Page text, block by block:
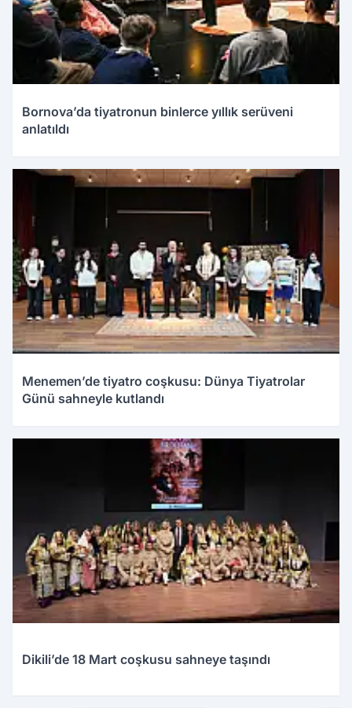
Bornova’da tiyatronun binlerce yıllık serüveni
anlatıldı
Menemen’de tiyatro coşkusu: Dünya Tiyatrolar
Günü sahneyle kutlandı
Dikili’de 18 Mart coşkusu sahneye taşındı